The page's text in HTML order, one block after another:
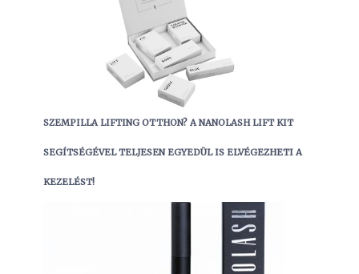
SZEMPILLA LIFTING OTTHON? A NANOLASH LIFT KIT
SEGÍTSÉGÉVEL TELJESEN EGYEDÜL IS ELVÉGEZHETI A
KEZELÉST!